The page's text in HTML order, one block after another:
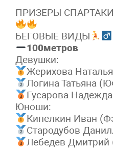
ПРИЗЕРЫ
БЕГОВЫЕ ВИДЫ
100метров
Девушки:
Жерихова
Логина Татьяна
Гусарова
Юноши:
Кипелкин Иван
Стародубов
Лебедев Дмитрий